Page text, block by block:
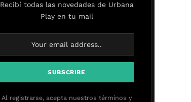
Recibí todas las novedades de Urbana
Play en tu mail
Al registrarse, acepta nuestros términos y